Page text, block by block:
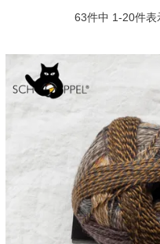
63件中 1-20件表